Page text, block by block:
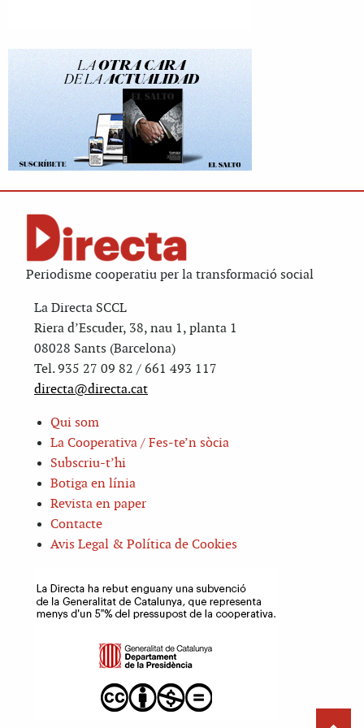
Periodisme cooperatiu per la transformació social
La Directa SCCL
Riera d’Escuder, 38, nau 1, planta 1
08028 Sants (Barcelona)
Tel. 935 27 09 82 / 661 493 117
directa@directa.cat
Qui som
La Cooperativa / Fes-te’n sòcia
Subscriu-t’hi
Botiga en línia
Revista en paper
Contacte
Avis Legal & Política de Cookies